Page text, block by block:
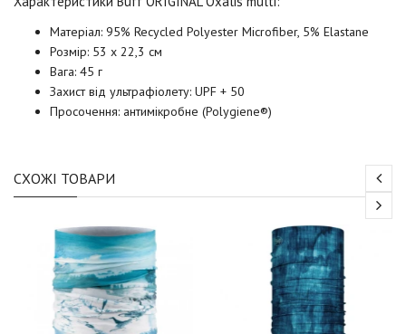
Матеріал: 95% Recycled Polyester Microfiber, 5% Elastane
Розмір: 53 x 22,3 см
Вага: 45 г
Захист від ультрафіолету: UPF + 50
Просочення: антимікробне (Polygiene®)
СХОЖІ ТОВАРИ